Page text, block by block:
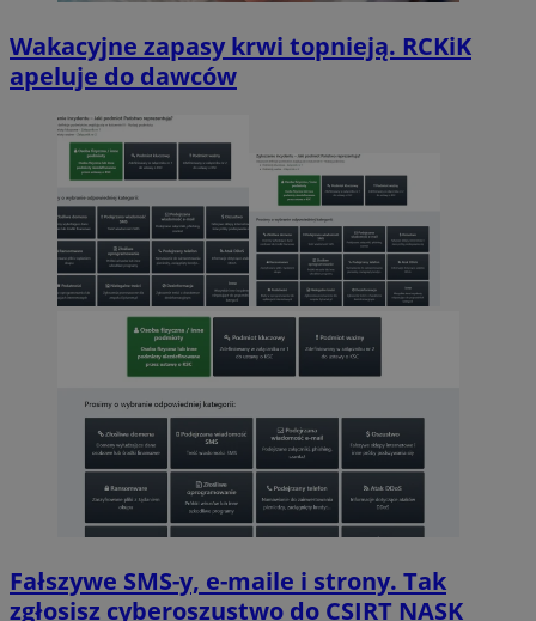
Wakacyjne zapasy krwi topnieją. RCKiK
apeluje do dawców
Fałszywe SMS-y, e-maile i strony. Tak
zgłosisz cyberoszustwo do CSIRT NASK